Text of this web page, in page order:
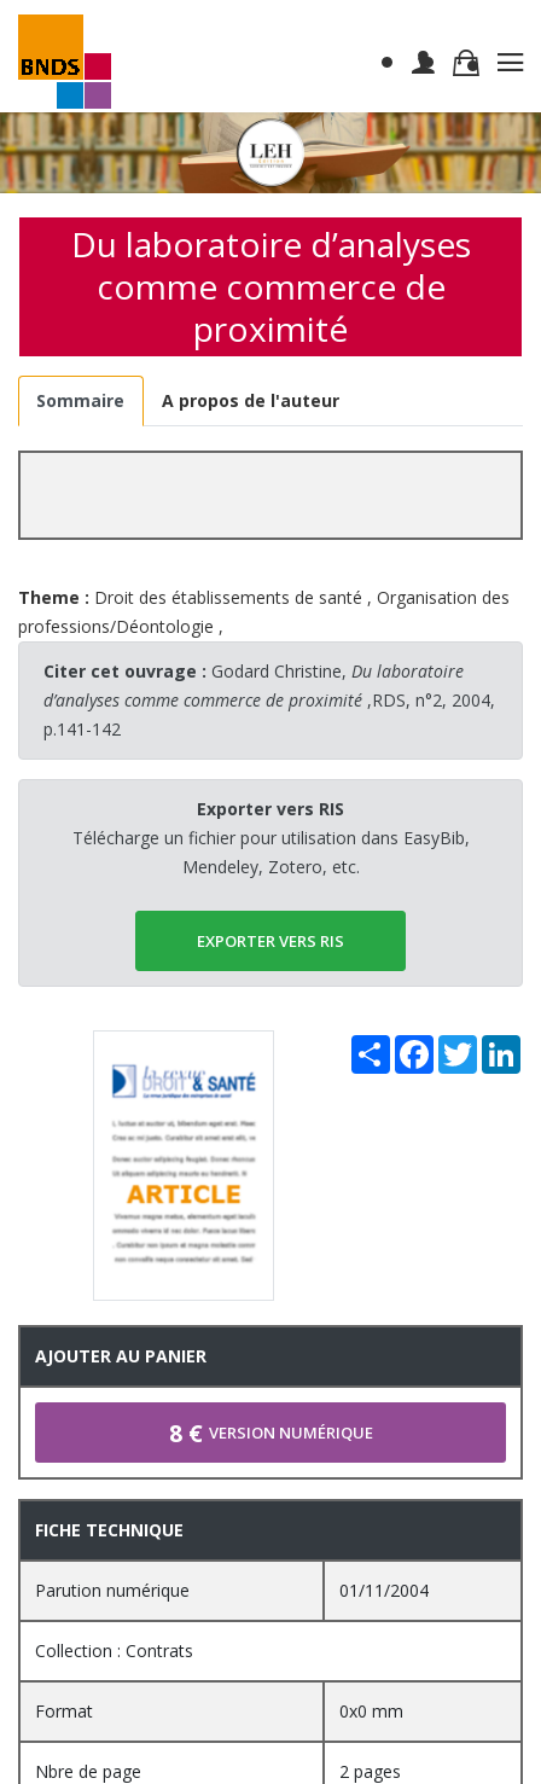
Du laboratoire d’analyses
comme commerce de
proximité
Sommaire A propos de l'auteur
Theme : Droit des établissements de santé , Organisation des
professions/Déontologie ,
Citer cet ouvrage : Godard Christine, Du laboratoire
d’analyses comme commerce de proximité ,RDS, n°2, 2004,
p.141-142
Exporter vers RIS
Télécharge un fichier pour utilisation dans EasyBib,
Mendeley, Zotero, etc.
EXPORTER VERS RIS
Share Facebook
Twitter
AJOUTER AU PANIER
8 € VERSION NUMÉRIQUE
FICHE TECHNIQUE
Parution numérique 01/11/2004
Collection : Contrats
Format 0x0 mm
Nbre de page 2 pages